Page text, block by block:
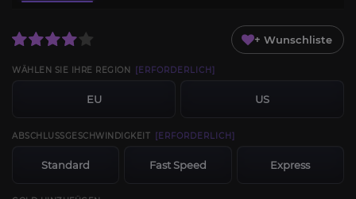
+ Wunschliste
WÄHLEN SIE IHRE REGION [ERFORDERLICH]
EU US
ABSCHLUSSGESCHWINDIGKEIT [ERFORDERLICH]
Standard Fast Speed Express